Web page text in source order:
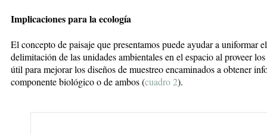
Implicaciones para la ecología
El concepto de paisaje que presentamos puede ayudar a uniformar
delimitación de las unidades ambientales en el espacio al proveer
útil para mejorar los diseños de muestreo encaminados a obtener
componente biológico o de ambos (cuadro 2).